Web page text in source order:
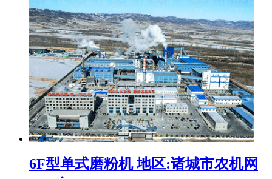
6F型单式磨粉机 地区:诸城市农机网